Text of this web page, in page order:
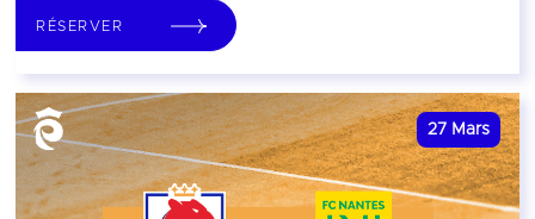
RÉSERVER
27 Mars